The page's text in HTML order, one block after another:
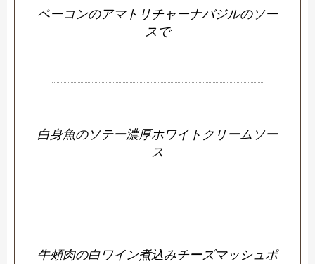
ベーコンのアマトリチャーナバジルのソー
スで
白身魚のソテー濃厚ホワイトクリームソー
ス
牛頰肉の白ワイン煮込みチーズマッシュポ